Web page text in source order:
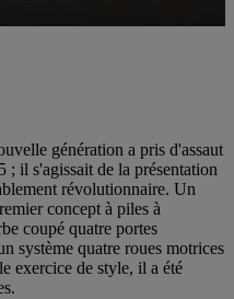
génération a pris d'assaut
il s'agissait de la présentation
révolutionnaire. Un
concept à piles à
coupé quatre portes
système quatre roues motrices
exercice de style, il a été